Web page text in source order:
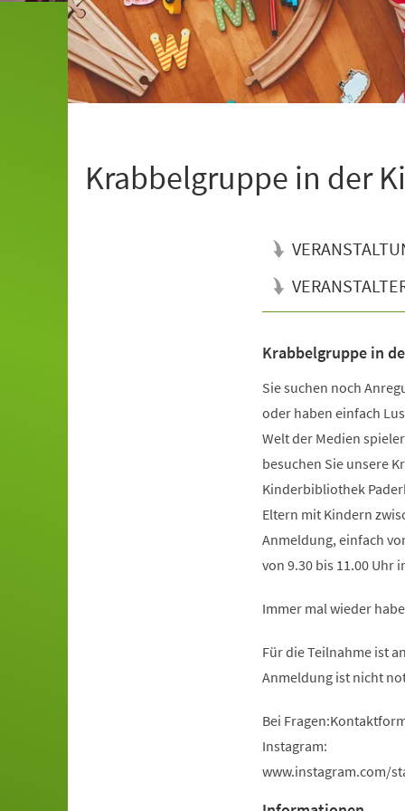
Krabbelgruppe in der
Krabbelgruppe in
Sie suchen noch
oder haben einfach
Welt der Medien
besuchen Sie unsere
Kinderbibliothek
Eltern mit Kindern
Anmeldung, einfach
von 9.30 bis 11.00
Immer mal wieder
Für die Teilnahme ist
Anmeldung ist nicht
Bei
Instagram:
www.instagram.com/